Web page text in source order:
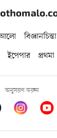
বিজ্ঞানচিন্তা
ইপেপার প্রথমা
অনুসরণ করুন